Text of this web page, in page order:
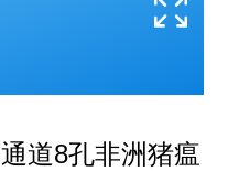
道8孔非洲猪瘟